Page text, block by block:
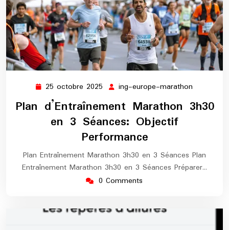
25 octobre 2025 25
2025
ing-europe-marathon
europe-
marathon
Plan d’Entraînement Marathon 3h30
en 3 Séances: Objectif
Performance
Plan Entraînement Marathon 3h30 en 3 Séances Plan
Entraînement Marathon 3h30 en 3 Séances Préparer…
0 Comments